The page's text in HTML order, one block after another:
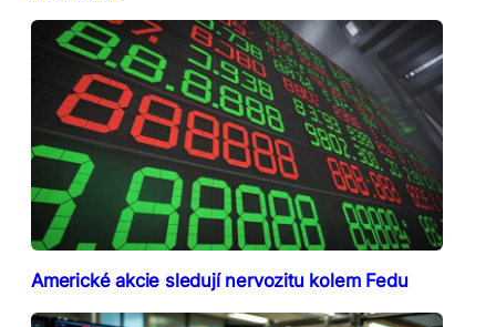
Americké akcie sledují nervozitu kolem Fedu